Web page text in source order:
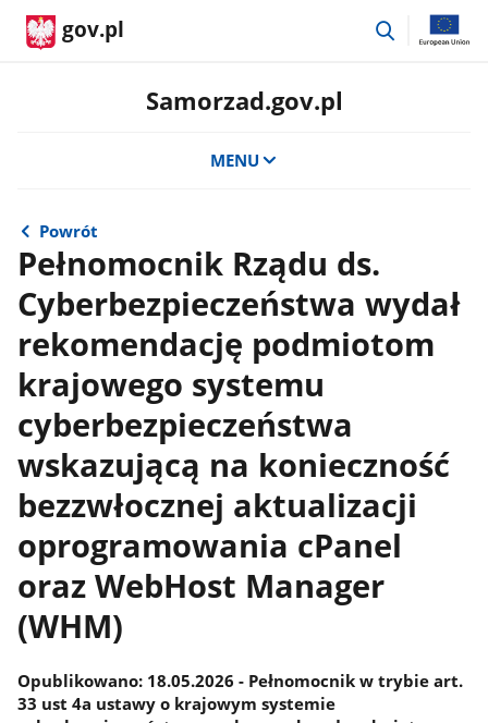
gov.pl
przejdź
Samorzad.gov.pl
MENU
Powrót
Pełnomocnik Rządu ds.
Cyberbezpieczeństwa wydał
rekomendację podmiotom
krajowego systemu
cyberbezpieczeństwa
wskazującą na konieczność
bezzwłocznej aktualizacji
oprogramowania cPanel
oraz WebHost Manager
(WHM)
​​​Opublikowano: 18.05.2026 - Pełnomocnik w trybie art.
33 ust 4a ustawy o krajowym systemie